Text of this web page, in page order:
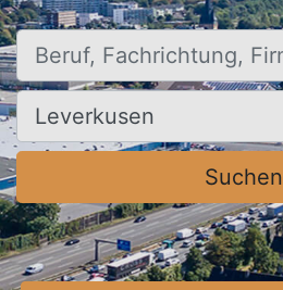
Beruf, Fachrichtung, Firma
Ort, Stadt
Suchen